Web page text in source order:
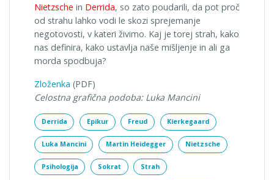
Nietzsche in Derrida, so zato poudarili, da pot proč
od strahu lahko vodi le skozi sprejemanje
negotovosti, v kateri živimo. Kaj je torej strah, kako
nas definira, kako ustavlja naše mišljenje in ali ga
morda spodbuja?
Zloženka (PDF)
Celostna grafična podoba: Luka Mancini
Derrida Epikur Freud Kierkegaard
Luka Mancini Martin Heidegger Nietzsche
Psihologija Sokrat Strah